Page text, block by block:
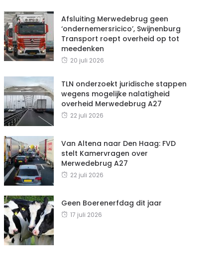
Afsluiting Merwedebrug geen
‘ondernemersricico’, Swijnenburg
Transport roept overheid op tot
meedenken
20 juli 2026
TLN onderzoekt juridische stappen
wegens mogelijke nalatigheid
overheid Merwedebrug A27
22 juli 2026
Van Altena naar Den Haag: FVD
stelt Kamervragen over
Merwedebrug A27
22 juli 2026
Geen Boerenerfdag dit jaar
17 juli 2026